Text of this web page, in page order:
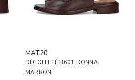
MAT20
DÉCOLLETÉ B601 DONNA
MARRONE